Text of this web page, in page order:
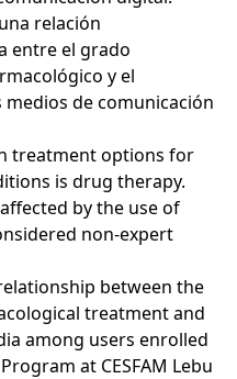
relación
entre el grado
y el
de comunicación
treatment options for
is drug therapy.
by the use of
non-expert
between the
treatment and
among users enrolled
at CESFAM Lebu